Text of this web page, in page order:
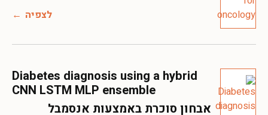
לצפיה
Diabetes diagnosis using a hybrid
CNN LSTM MLP ensemble
אבחון סוכרת באמצעות אנסמבל